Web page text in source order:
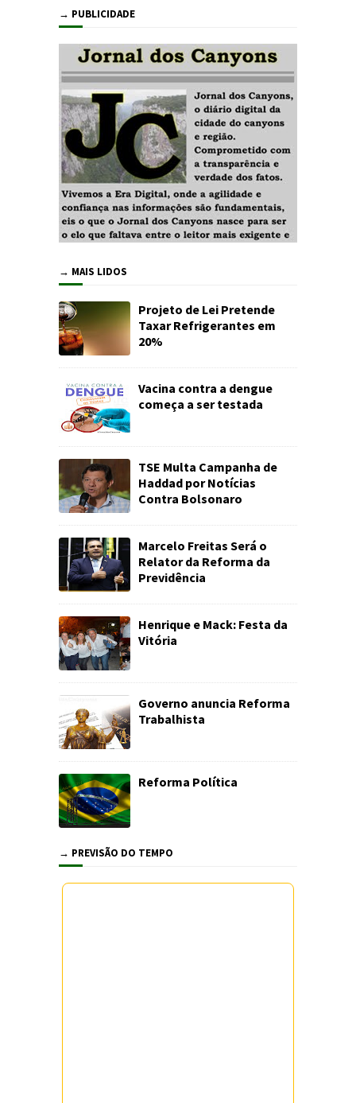
→ PUBLICIDADE
→ MAIS LIDOS
Projeto de Lei Pretende
Taxar Refrigerantes em
20%
Vacina contra a dengue
começa a ser testada
TSE Multa Campanha de
Haddad por Notícias
Contra Bolsonaro
Marcelo Freitas Será o
Relator da Reforma da
Previdência
Henrique e Mack: Festa da
Vitória
Governo anuncia Reforma
Trabalhista
Reforma Política
→ PREVISÃO DO TEMPO